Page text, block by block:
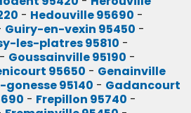
- Hedouville 95690 -
Guiry-en-vexin 95450 -
les-platres 95810 -
- Goussainville 95190 -
95650 - Genainville
95140 - Gadancourt
- Frepillon 95740 -